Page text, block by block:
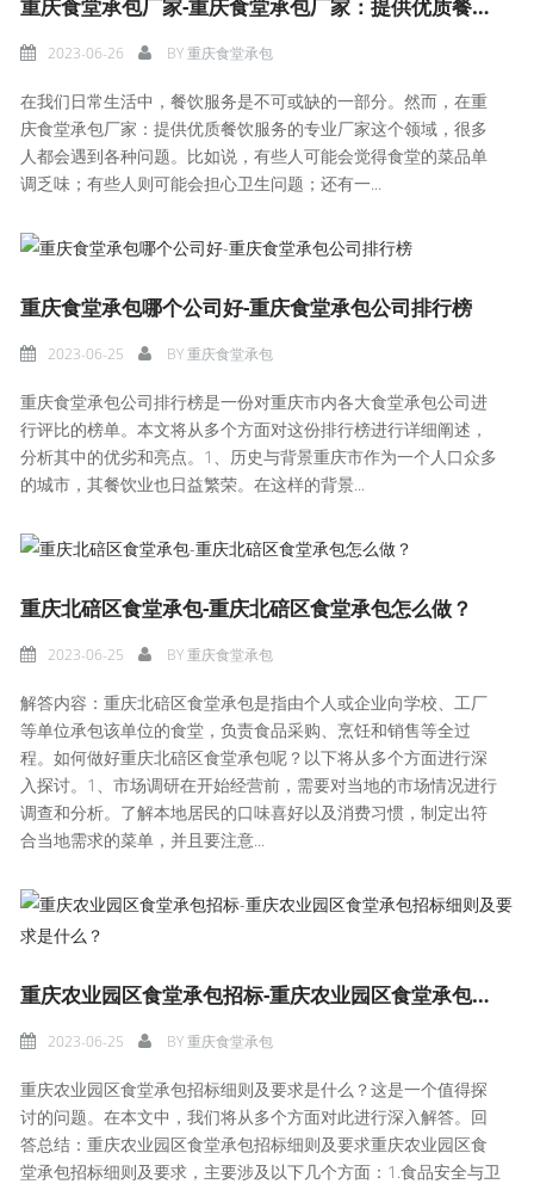
重庆食堂承包厂家-重庆食堂承包厂家：提供优质餐饮服务的专业厂家
2023-06-26 BY重庆食堂承包
在我们日常生活中，餐饮服务是不可或缺的一部分。然而，在重
庆食堂承包厂家：提供优质餐饮服务的专业厂家这个领域，很多
人都会遇到各种问题。比如说，有些人可能会觉得食堂的菜品单
调乏味；有些人则可能会担心卫生问题；还有一...
重庆食堂承包哪个公司好-重庆食堂承包公司排行榜
2023-06-25 BY重庆食堂承包
重庆食堂承包公司排行榜是一份对重庆市内各大食堂承包公司进
行评比的榜单。本文将从多个方面对这份排行榜进行详细阐述，
分析其中的优劣和亮点。1、历史与背景重庆市作为一个人口众多
的城市，其餐饮业也日益繁荣。在这样的背景...
重庆北碚区食堂承包-重庆北碚区食堂承包怎么做？
2023-06-25 BY重庆食堂承包
解答内容：重庆北碚区食堂承包是指由个人或企业向学校、工厂
等单位承包该单位的食堂，负责食品采购、烹饪和销售等全过
程。如何做好重庆北碚区食堂承包呢？以下将从多个方面进行深
入探讨。1、市场调研在开始经营前，需要对当地的市场情况进行
调查和分析。了解本地居民的口味喜好以及消费习惯，制定出符
合当地需求的菜单，并且要注意...
重庆农业园区食堂承包招标-重庆农业园区食堂承包招标细则及要求是什么？
2023-06-25 BY重庆食堂承包
重庆农业园区食堂承包招标细则及要求是什么？这是一个值得探
讨的问题。在本文中，我们将从多个方面对此进行深入解答。回
答总结：重庆农业园区食堂承包招标细则及要求重庆农业园区食
堂承包招标细则及要求，主要涉及以下几个方面：1.食品安全与卫